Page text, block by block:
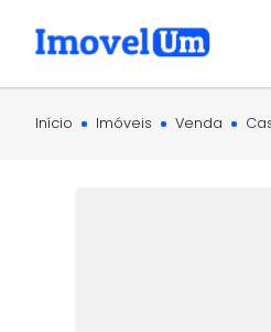
Início Imóveis Venda